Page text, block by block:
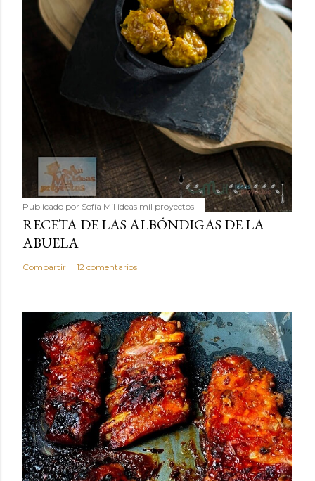
Publicado por Sofía Mil ideas mil proyectos
RECETA DE LAS ALBÓNDIGAS DE LA
ABUELA
Compartir 12 comentarios